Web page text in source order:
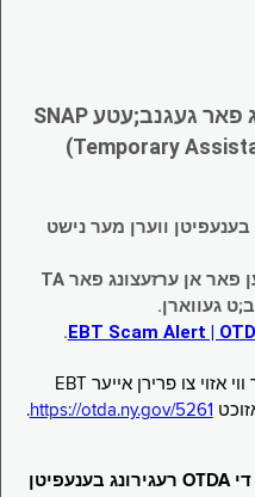
וויכטיגע טוישונגען צו ערזעצונג פאר געגנב;עטע SNAP
און צייטווייליגע הילף (Temporary Assistance, TA)
אפליקאציעס פאר געגנב;טע SNAP בענעפיטן ווערן מער נישט
הויזגעזינדער קענען נאכאלץ אפּלייען פאר אן ערזעצונג פאר TA
געווארן.
EBT Scam Alert |
.
באשיצן אייער בענעפיטן לערנט איבער ווי אזוי צו פרירן אייער EBT
https://otda.ny.gov/5261
.
מיר ווילן הערן אייער מיינונג! נעמט די OTDA רעגירונג בענעפיטן